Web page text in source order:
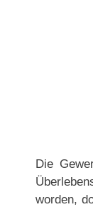
Die
worden,